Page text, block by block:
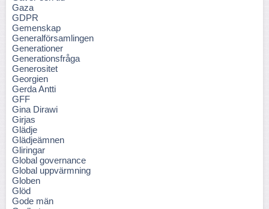
Gaza
GDPR
Gemenskap
Generalförsamlingen
Generationer
Generationsfråga
Generositet
Georgien
Gerda Antti
GFF
Gina Dirawi
Girjas
Glädje
Glädjeämnen
Gliringar
Global governance
Global uppvärmning
Globen
Glöd
Gode män